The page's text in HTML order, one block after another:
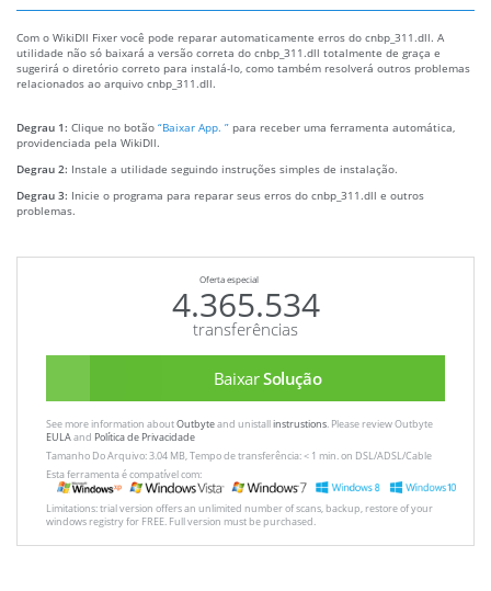
Com o WikiDll Fixer você pode reparar automaticamente erros do cnbp_311.dll. A
utilidade não só baixará a versão correta do cnbp_311.dll totalmente de graça e
sugerirá o diretório correto para instalá-lo, como também resolverá outros problemas
relacionados ao arquivo cnbp_311.dll.
Degrau 1: Clique no botão “Baixar App. ” para receber uma ferramenta automática,
providenciada pela WikiDll.
Degrau 2: Instale a utilidade seguindo instruções simples de instalação.
Degrau 3: Inicie o programa para reparar seus erros do cnbp_311.dll e outros
problemas.
Oferta especial
4.365.534
transferências
BaixarSolução
See more information aboutOutbyteand unistallinstrustions. Please review Outbyte
EULAand Política de Privacidade
Tamanho Do Arquivo: 3.04 MB, Tempo de transferência: < 1 min. on DSL/ADSL/Cable
Esta ferramenta é compatível com:
Limitations: trial version offers an unlimited number of scans, backup, restore of your
windows registry for FREE. Full version must be purchased.